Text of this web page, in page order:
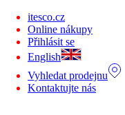
itesco.cz
Online nákupy
Přihlásit se
English
Vyhledat prodejnu
Kontaktujte nás